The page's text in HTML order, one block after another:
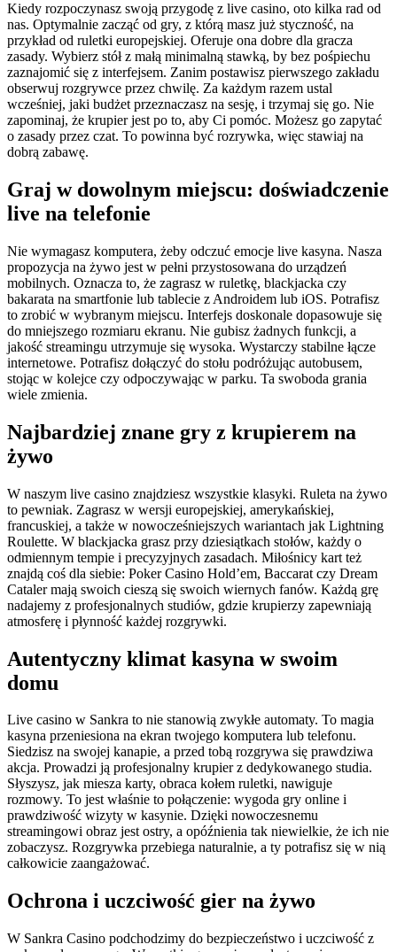
Kiedy rozpoczynasz swoją przygodę z live casino, oto kilka rad od
nas. Optymalnie zacząć od gry, z którą masz już styczność, na
przykład od ruletki europejskiej. Oferuje ona dobre dla gracza
zasady. Wybierz stół z małą minimalną stawką, by bez pośpiechu
zaznajomić się z interfejsem. Zanim postawisz pierwszego zakładu
obserwuj rozgrywce przez chwilę. Za każdym razem ustal
wcześniej, jaki budżet przeznaczasz na sesję, i trzymaj się go. Nie
zapominaj, że krupier jest po to, aby Ci pomóc. Możesz go zapytać
o zasady przez czat. To powinna być rozrywka, więc stawiaj na
dobrą zabawę.
Graj w dowolnym miejscu: doświadczenie
live na telefonie
Nie wymagasz komputera, żeby odczuć emocje live kasyna. Nasza
propozycja na żywo jest w pełni przystosowana do urządzeń
mobilnych. Oznacza to, że zagrasz w ruletkę, blackjacka czy
bakarata na smartfonie lub tablecie z Androidem lub iOS. Potrafisz
to zrobić w wybranym miejscu. Interfejs doskonale dopasowuje się
do mniejszego rozmiaru ekranu. Nie gubisz żadnych funkcji, a
jakość streamingu utrzymuje się wysoka. Wystarczy stabilne łącze
internetowe. Potrafisz dołączyć do stołu podróżując autobusem,
stojąc w kolejce czy odpoczywając w parku. Ta swoboda grania
wiele zmienia.
Najbardziej znane gry z krupierem na
żywo
W naszym live casino znajdziesz wszystkie klasyki. Ruleta na żywo
to pewniak. Zagrasz w wersji europejskiej, amerykańskiej,
francuskiej, a także w nowocześniejszych wariantach jak Lightning
Roulette. W blackjacka grasz przy dziesiątkach stołów, każdy o
odmiennym tempie i precyzyjnych zasadach. Miłośnicy kart też
znajdą coś dla siebie: Poker Casino Hold’em, Baccarat czy Dream
Cataler mają swoich cieszą się swoich wiernych fanów. Każdą grę
nadajemy z profesjonalnych studiów, gdzie krupierzy zapewniają
atmosferę i płynność każdej rozgrywki.
Autentyczny klimat kasyna w swoim
domu
Live casino w Sankra to nie stanowią zwykłe automaty. To magia
kasyna przeniesiona na ekran twojego komputera lub telefonu.
Siedzisz na swojej kanapie, a przed tobą rozgrywa się prawdziwa
akcja. Prowadzi ją profesjonalny krupier z dedykowanego studia.
Słyszysz, jak miesza karty, obraca kołem ruletki, nawiguje
rozmowy. To jest właśnie to połączenie: wygoda gry online i
prawdziwość wizyty w kasynie. Dzięki nowoczesnemu
streamingowi obraz jest ostry, a opóźnienia tak niewielkie, że ich nie
zobaczysz. Rozgrywka przebiega naturalnie, a ty potrafisz się w nią
całkowicie zaangażować.
Ochrona i uczciwość gier na żywo
W Sankra Casino podchodzimy do bezpieczeństwo i uczciwość z